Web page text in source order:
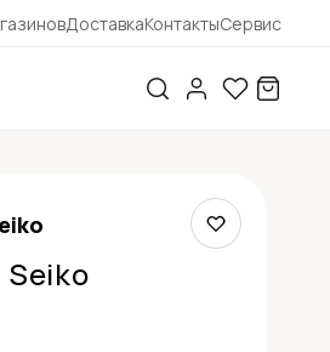
ДоставкаКонтактыСервис